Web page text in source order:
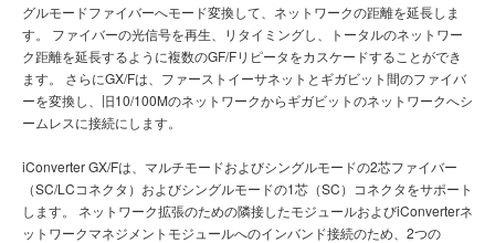
グルモードファイバーへモード変換して、ネットワークの距離を延長しま
す。 ファイバーの光信号を再生、リタイミングし、トータルのネットワー
ク距離を延長するように複数のGF/Fリピータをカスケードすることができ
ます。 さらにGX/Fは、ファーストイーサネットとギガビット間のファイバ
ーを変換し、旧10/100Mのネットワークからギガビットのネットワークへシ
ームレスに接続にします。
iConverter GX/Fは、マルチモードおよびシングルモードの2芯ファイバー
（SC/LCコネクタ）およびシングルモードの1芯（SC）コネクタをサポート
します。 ネットワーク拡張のための隣接したモジュールおよびiConverterネ
ットワークマネジメントモジュールへのインバンド接続のため、2つの